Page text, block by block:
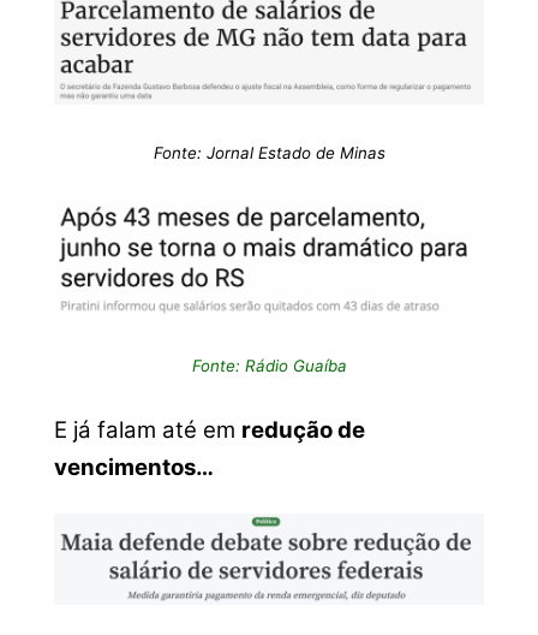
Fonte: Jornal Estado de Minas
Fonte: Rádio Guaíba
E já falam até em redução de
vencimentos…